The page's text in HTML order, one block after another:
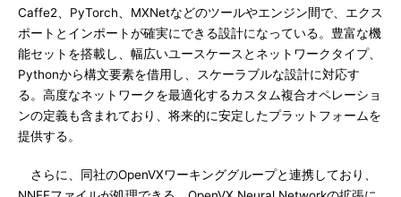
Caffe2、PyTorch、MXNetなどのツールやエンジン間で、エクス
ポートとインポートが確実にできる設計になっている。豊富な機
能セットを搭載し、幅広いユースケースとネットワークタイプ、
Pythonから構文要素を借用し、スケーラブルな設計に対応す
る。高度なネットワークを最適化するカスタム複合オペレーショ
ンの定義も含まれており、将来的に安定したプラットフォームを
提供する。
さらに、同社のOpenVXワーキンググループと連携しており、